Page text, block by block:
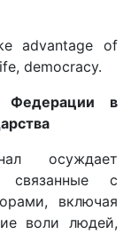
advantage of
democracy.
Федерации в
осуждает
связанные с
включая
воли людей,